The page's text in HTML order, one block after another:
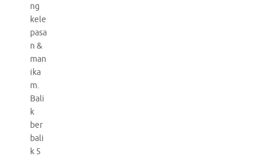
ng
kele
pasa
n &
man
ika
m.
Bali
k
ber
bali
k 5